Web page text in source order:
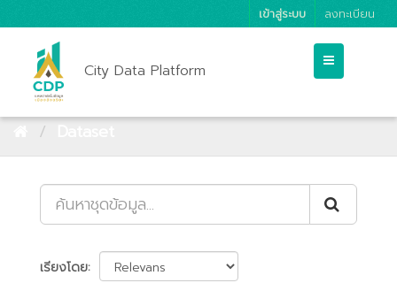
เข้าสู่ระบบ ลงทะเบียน
City Data Platform
เรียงโดย